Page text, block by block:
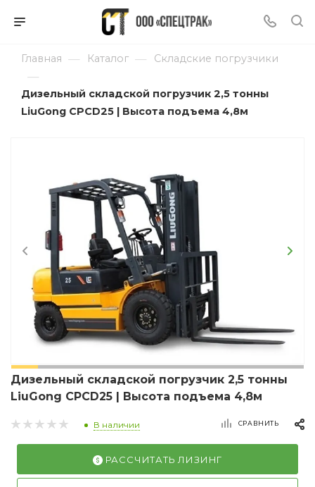
Главная — Каталог — Складские погрузчики
—
Дизельный складской погрузчик 2,5 тонны
LiuGong CPCD25 | Высота подъема 4,8м
Дизельный складской погрузчик 2,5 тонны
LiuGong CPCD25 | Высота подъема 4,8м
В наличии СРАВНИТЬ
РАССЧИТАТЬ ЛИЗИНГ